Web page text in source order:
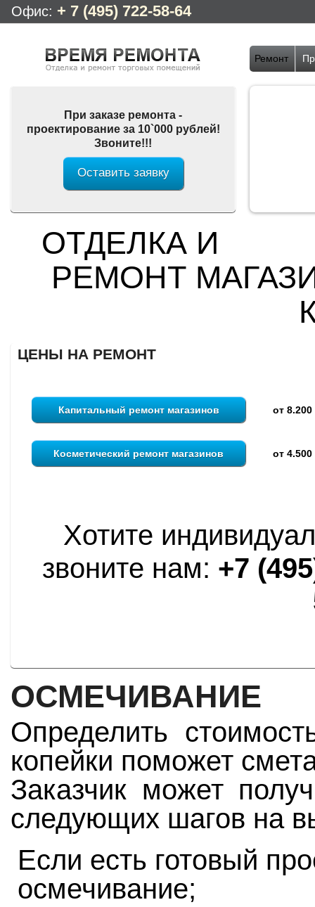
Перейти к основному содержанию
Офис: + 7 (495) 722-58-64
Ремонт
При заказе ремонта -
проектирование за 10`000 рублей!
Звоните!!!
Оставить заявку
ОТДЕЛКА И
РЕМОНТ
ЦЕНЫ НА РЕМОНТ
Капитальный ремонт магазинов от
Косметический ремонт магазинов от
Хотите
звоните нам: +7
ОСМЕЧИВАНИЕ
Определить
копейки поможет
Заказчик может
следующих шагов на
Если есть готовый
осмечивание;